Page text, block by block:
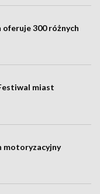
300 różnych
miast
motoryzacyjny